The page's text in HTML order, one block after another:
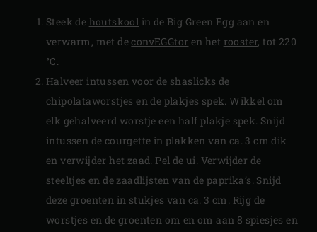
Steek de houtskool in de Big Green Egg aan en
verwarm, met deconvEGGtor en het rooster, tot 220
°C.
Halveer intussen voor de shaslicks de
chipolataworstjes en de plakjes spek. Wikkel om
elk gehalveerd worstje een half plakje spek. Snijd
intussen de courgette in plakken van ca. 3 cm dik
en verwijder het zaad. Pel de ui. Verwijder de
steeltjes en de zaadlijsten van de paprika’s. Snijd
deze groenten in stukjes van ca. 3 cm. Rijg de
worstjes en de groenten om en om aan 8 spiesjes en